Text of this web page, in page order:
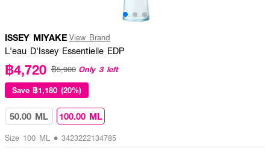
ISSEY MIYAKE View Brand
L'eau D'Issey Essentielle EDP
฿4,720 ฿5,900 Only 3 left
Save ฿1,180 (20%)
50.00 ML 100.00 ML
Size 100 ML • 3423222134785